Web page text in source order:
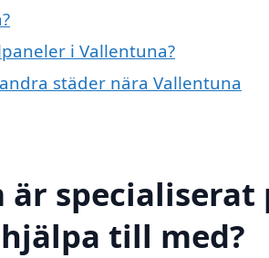
i Vallentuna?
städer nära Vallentuna
specialiserat
till med?